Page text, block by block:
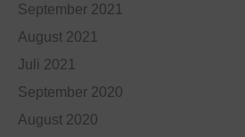
September 2021
August 2021
Juli 2021
September 2020
August 2020